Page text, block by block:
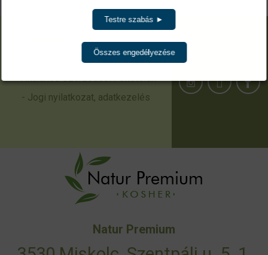
Fontos információk
- 100% garancia!
- Általános Szerződési Feltételek
- Jogi nyilatkozat, adatkezelés
Natur Premium
Testre szabás ►
Összes engedélyezése